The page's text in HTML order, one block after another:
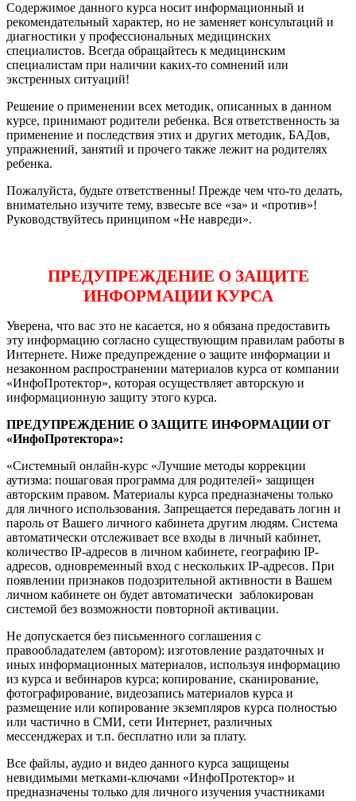
Содержимое данного курса носит информационный и
рекомендательный характер, но не заменяет консультаций и
диагностики у профессиональных медицинских
специалистов. Всегда обращайтесь к медицинским
специалистам при наличии каких-то сомнений или
экстренных ситуаций!
Решение о применении всех методик, описанных в данном
курсе, принимают родители ребенка. Вся ответственность за
применение и последствия этих и других методик, БАДов,
упражнений, занятий и прочего также лежит на родителях
ребенка.
Пожалуйста, будьте ответственны! Прежде чем что-то делать,
внимательно изучите тему, взвесьте все «за» и «против»!
Руководствуйтесь принципом «Не навреди».
ПРЕДУПРЕЖДЕНИЕ О ЗАЩИТЕ
ИНФОРМАЦИИ КУРСА
Уверена, что вас это не касается, но я обязана предоставить
эту информацию согласно существующим правилам работы в
Интернете. Ниже предупреждение о защите информации и
незаконном распространении материалов курса от компании
«ИнфоПротектор», которая осуществляет авторскую и
информационную защиту этого курса.
ПРЕДУПРЕЖДЕНИЕ О ЗАЩИТЕ ИНФОРМАЦИИ ОТ
«ИнфоПротектора»:
«Системный онлайн-курс «Лучшие методы коррекции
аутизма: пошаговая программа для родителей» защищен
авторским правом. Материалы курса предназначены только
для личного использования. Запрещается передавать логин и
пароль от Вашего личного кабинета другим людям. Система
автоматически отслеживает все входы в личный кабинет,
количество IP-адресов в личном кабинете, географию IP-
адресов, одновременный вход с нескольких IP-адресов. При
появлении признаков подозрительной активности в Вашем
личном кабинете он будет автоматически заблокирован
системой без возможности повторной активации.
Не допускается без письменного соглашения с
правообладателем (автором): изготовление раздаточных и
иных информационных материалов, используя информацию
из курса и вебинаров курса; копирование, сканирование,
фотографирование, видеозапись материалов курса и
размещение или копирование экземпляров курса полностью
или частично в СМИ, сети Интернет, различных
мессенджерах и т.п. бесплатно или за плату.
Все файлы, аудио и видео данного курса защищены
невидимыми метками-ключами «ИнфоПротектор» и
предназначены только для личного изучения участниками